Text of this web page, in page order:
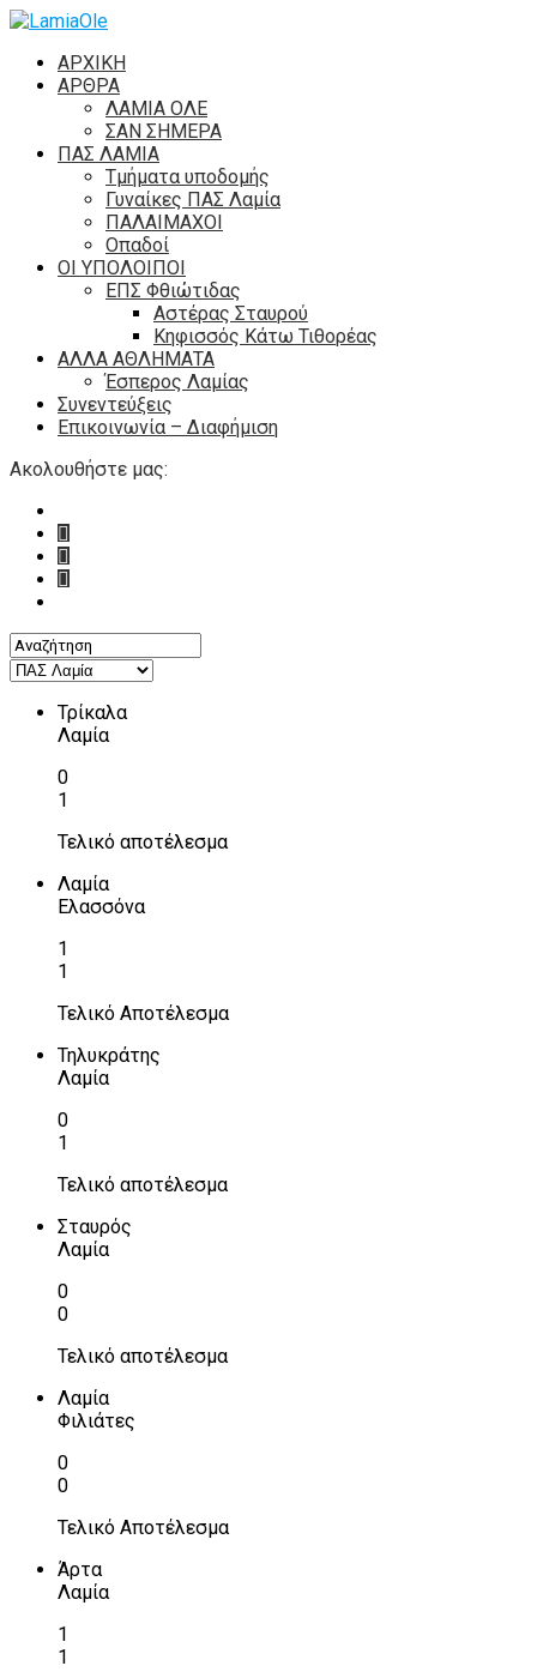
ΑΡΧΙΚΗ
ΑΡΘΡΑ
ΛΑΜΙΑ ΟΛΕ
ΣΑΝ ΣΗΜΕΡΑ
ΠΑΣ ΛΑΜΙΑ
Τμήματα υποδομής
Γυναίκες ΠΑΣ Λαμία
ΠΑΛΑΙΜΑΧΟΙ
Οπαδοί
ΟΙ ΥΠΟΛΟΙΠΟΙ
ΕΠΣ Φθιώτιδας
Αστέρας Σταυρού
Κηφισσός Κάτω Τιθορέας
ΑΛΛΑ ΑΘΛΗΜΑΤΑ
Έσπερος Λαμίας
Συνεντεύξεις
Επικοινωνία – Διαφήμιση
Ακολουθήστε μας:
Τρίκαλα
Λαμία
0
1
Τελικό αποτέλεσμα
Λαμία
Ελασσόνα
1
1
Τελικό Αποτέλεσμα
Τηλυκράτης
Λαμία
0
1
Τελικό αποτέλεσμα
Σταυρός
Λαμία
0
0
Τελικό αποτέλεσμα
Λαμία
Φιλιάτες
0
0
Τελικό Αποτέλεσμα
Άρτα
Λαμία
1
1